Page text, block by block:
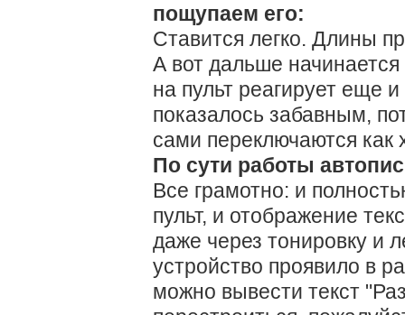
пощупаем его:
Ставится легко. Длины
А вот дальше
на пульт реагирует еще
показалось забавным,
сами переключаются как
По сути работы
Все грамотно: и
пульт, и отображение
даже через тонировку и
устройство проявило в
можно вывести текст